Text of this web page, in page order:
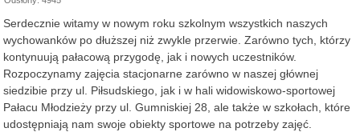
Serdecznie witamy w nowym roku szkolnym wszystkich naszych
wychowanków po dłuższej niż zwykle przerwie. Zarówno tych, którzy
kontynuują pałacową przygodę, jak i nowych uczestników.
Rozpoczynamy zajęcia stacjonarne zarówno w naszej głównej
siedzibie przy ul. Piłsudskiego, jak i w hali widowiskowo-sportowej
Pałacu Młodzieży przy ul. Gumniskiej 28, ale także w szkołach, które
udostępniają nam swoje obiekty sportowe na potrzeby zajęć.